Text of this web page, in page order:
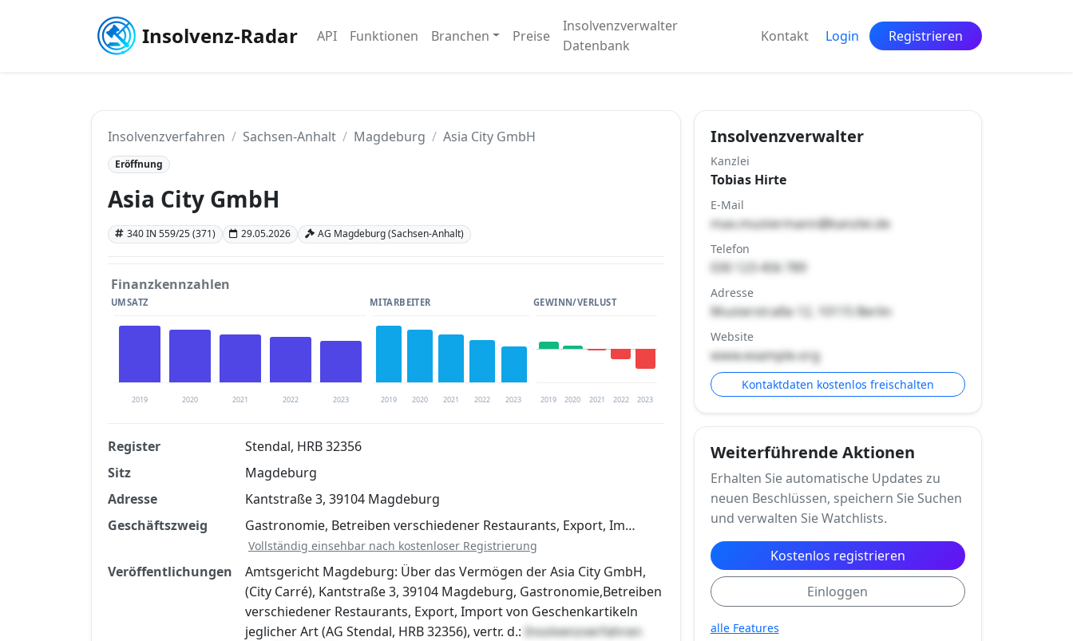
Insolvenz-Radar API Funktionen Branchen Preise
Insolvenzverwalter
Datenbank
Kontakt Login Registrieren
Insolvenzverfahren Sachsen-Anhalt Magdeburg Asia City GmbH
Eröffnung
Asia City GmbH
340 IN 559/25 (371) 29.05.2026 AG Magdeburg (Sachsen-Anhalt)
Finanzkennzahlen
UMSATZ
2019 2020 2021 2022 2023
MITARBEITER
2019 2020 2021 2022 2023
GEWINN/VERLUST
2019 2020 2021 2022 2023
Finanzkennzahlen nach kostenloser Registrierung verfügbar
Jetzt kostenlos registrieren
Register
Stendal, HRB 32356
Sitz
Magdeburg
Adresse
Kantstraße 3, 39104 Magdeburg
Geschäftszweig
Gastronomie, Betreiben verschiedener Restaurants, Export, Im…
Vollständig einsehbar nach kostenloser Registrierung
Veröffentlichungen
Amtsgericht Magdeburg: Über das Vermögen der Asia City GmbH,
(City Carré), Kantstraße 3, 39104 Magdeburg, Gastronomie,Betreiben
verschiedener Restaurants, Export, Import von Geschenkartikeln
jeglicher Art (AG Stendal, HRB 32356), vertr. d.: Insolvenzverfahren
Insolvenzverwalter
Kanzlei
Tobias Hirte
E-Mail
max.mustermann@kanzlei.de
Telefon
030 123 456 789
Adresse
Musterstraße 12, 10115 Berlin
Website
www.example.org
Kontaktdaten kostenlos freischalten
Weiterführende Aktionen
Erhalten Sie automatische Updates zu
neuen Beschlüssen, speichern Sie Suchen
und verwalten Sie Watchlists.
Kostenlos registrieren
Einloggen
alle Features